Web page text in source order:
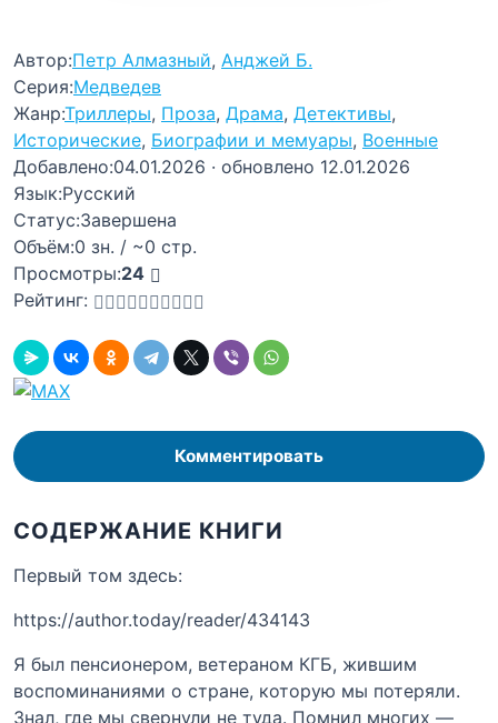
Автор:Петр Алмазный, Анджей Б.
Серия:Медведев
Жанр:Триллеры, Проза, Драма, Детективы,
Исторические, Биографии и мемуары, Военные
Добавлено:04.01.2026 · обновлено 12.01.2026
Язык:Русский
Статус:Завершена
Объём:0 зн. / ~0 стр.
Просмотры:24
Рейтинг:
Комментировать
СОДЕРЖАНИЕ КНИГИ
Первый том здесь:
https://author.today/reader/434143
Я был пенсионером, ветераном КГБ, жившим
воспоминаниями о стране, которую мы потеряли.
Знал, где мы свернули не туда. Помнил многих —